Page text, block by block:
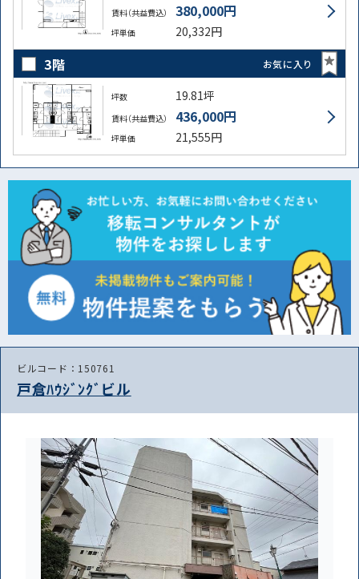
賃料（共益費込） 380,000円
坪単価 20,332円
3階 お気に入り
坪数 19.81坪
賃料（共益費込） 436,000円
坪単価 21,555円
ビルコード：150761
戸倉ﾊｳｼﾞﾝｸﾞビル